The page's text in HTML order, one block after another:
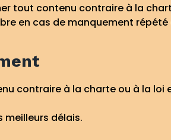
tout contenu contraire à la
en cas de manquement répété
contraire à la charte ou à la
meilleurs délais.